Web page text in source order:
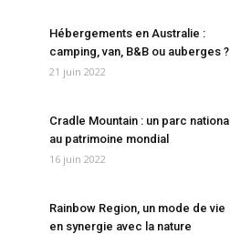
Hébergements en Australie :
camping, van, B&B ou auberges ?
21 juin 2022
Cradle Mountain : un parc national
au patrimoine mondial
16 juin 2022
Rainbow Region, un mode de vie
en synergie avec la nature